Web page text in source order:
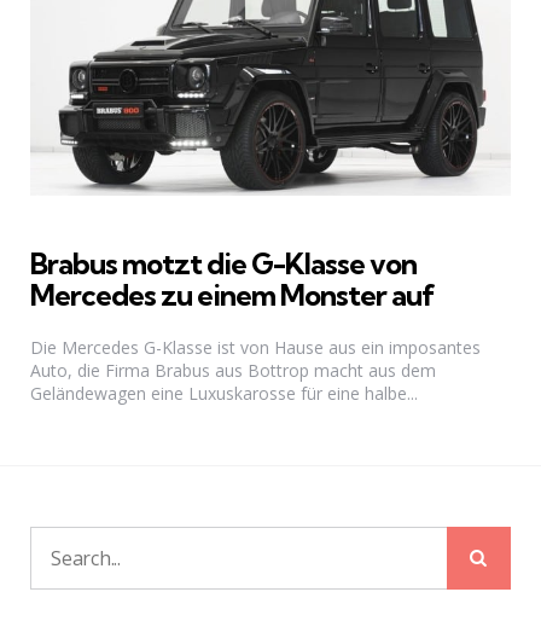
Brabus motzt die G-Klasse von
Mercedes zu einem Monster auf
Die Mercedes G-Klasse ist von Hause aus ein imposantes
Auto, die Firma Brabus aus Bottrop macht aus dem
Geländewagen eine Luxuskarosse für eine halbe...
Search
for: